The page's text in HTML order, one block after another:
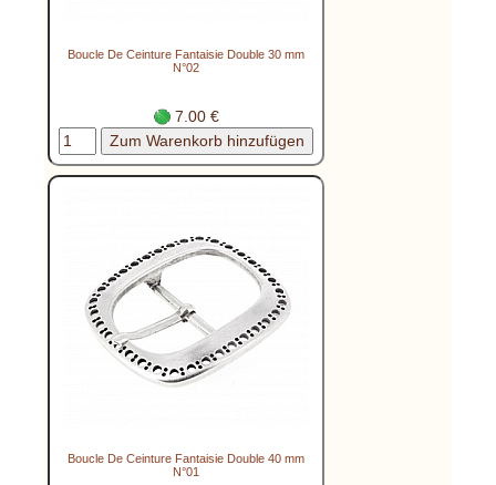
Boucle De Ceinture Fantaisie Double 30 mm
N°02
7.00 €
Boucle De Ceinture Fantaisie Double 40 mm
N°01